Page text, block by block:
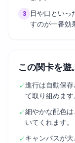
3
目や口といっ
すのが一番効
この関卡を遊
✓進行は自動保
て取り組めます
✓細やかな配色
いてくれます。
✓キャンバスが